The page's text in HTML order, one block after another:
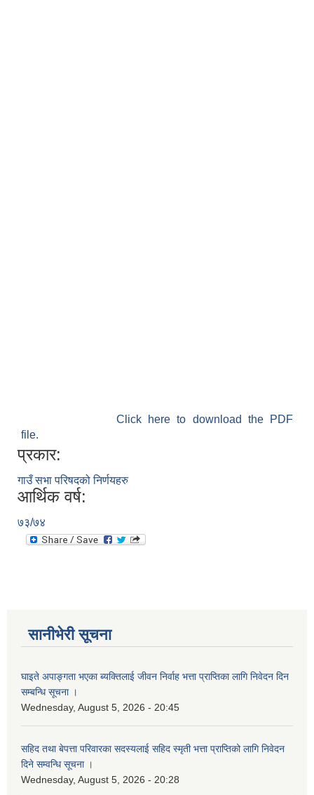
Click here to download the PDF
file.
प्रकार:
गाउँ सभा परिषदको निर्णयहरु
आर्थिक वर्ष:
७३/७४
सानीभेरी सूचना
घाइते अपाङ्गता भएका ब्यक्तिलाई जीवन निर्वाह भत्ता प्राप्तिका लागि निवेदन दिन
सम्बन्धि सूचना ।
Wednesday, August 5, 2026 - 20:45
सहिद तथा बेपत्ता परिवारका सदस्यलाई सहिद स्मृती भत्ता प्राप्तिको लागि निवेदन
दिने सम्वन्धि सूचना ।
Wednesday, August 5, 2026 - 20:28